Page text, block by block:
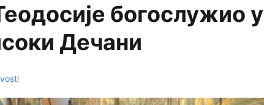
богослужио у
Дечани